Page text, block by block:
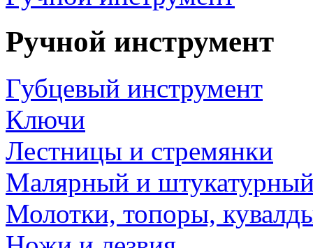
Ручной инструмент
Губцевый инструмент
Ключи
Лестницы и стремянки
Малярный и
Молотки, топоры,